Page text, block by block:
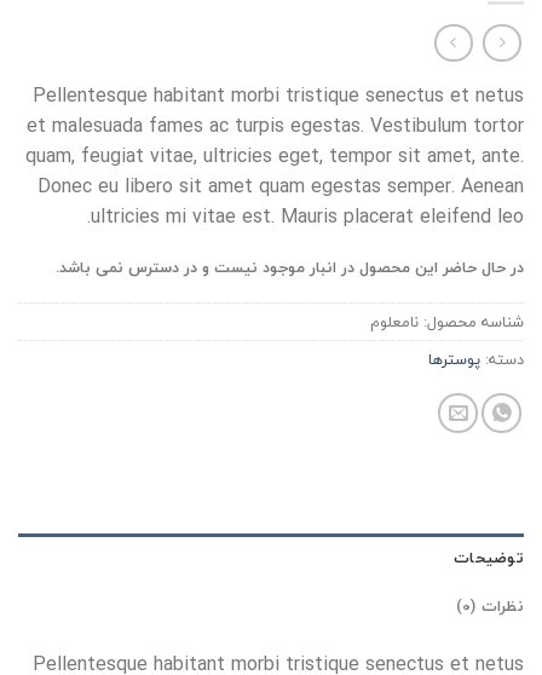
Pellentesque habitant morbi tristique senectus et netus
et malesuada fames ac turpis egestas. Vestibulum tortor
quam, feugiat vitae, ultricies eget, tempor sit amet, ante.
Donec eu libero sit amet quam egestas semper. Aenean
ultricies mi vitae est. Mauris placerat eleifend leo.
در حال حاضر این محصول در انبار موجود نیست و در دسترس نمی باشد.
شناسه محصول: نامعلوم
دسته: پوسترها
توضیحات
نظرات (0)
Pellentesque habitant morbi tristique senectus et netus